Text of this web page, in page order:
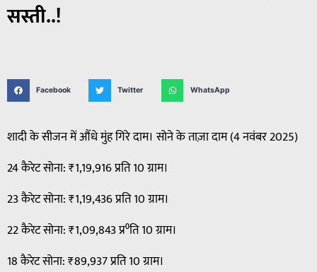
सस्ती..!
Facebook Twitter WhatsApp
शादी के सीजन में औंंधे मुंह गिरे दाम। सोने के ताज़ा दाम (4 नवंबर 2025)
24 कैरेट सोना: ₹1,19,916 प्रति 10 ग्राम।
23 कैरेट सोना: ₹1,19,436 प्रति 10 ग्राम।
22 कैरेट सोना: ₹1,09,843 प्र⁰ति 10 ग्राम।
18 कैरेट सोना: ₹89,937 प्रति 10 ग्राम।